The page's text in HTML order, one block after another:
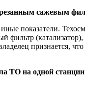
сажевым
показатели.
фильтр
признается,
ТО на одной